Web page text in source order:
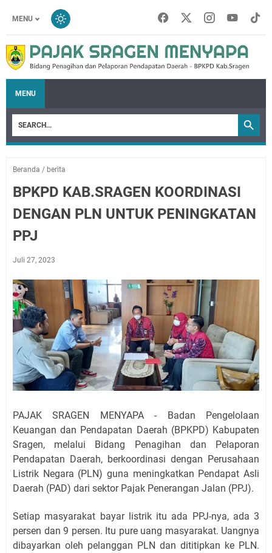
MENU
MENU
Beranda / berita
BPKPD KAB.SRAGEN KOORDINASI
DENGAN PLN UNTUK PENINGKATAN
PPJ
Juli 27, 2023
PAJAK SRAGEN MENYAPA - Badan Pengelolaan
Keuangan dan Pendapatan Daerah (BPKPD) Kabupaten
Sragen, melalui Bidang Penagihan dan Pelaporan
Pendapatan Daerah, berkoordinasi dengan Perusahaan
Listrik Negara (PLN) guna meningkatkan Pendapat Asli
Daerah (PAD) dari sektor Pajak Penerangan Jalan (PPJ).
Setiap masyarakat bayar listrik itu ada PPJ-nya, ada 3
persen dan 9 persen. Itu pure uang masyarakat. Uangnya
dibayarkan oleh pelanggan PLN dan dititipkan ke PLN.